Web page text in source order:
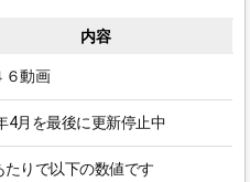
内容
６動画
4月を最後に更新停止中
たりで以下の数値です